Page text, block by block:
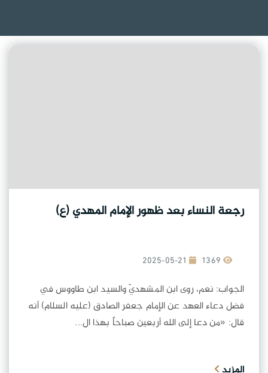
رجعة النساء بعد ظهور الإمام المهدي (ع)
2025-05-21
الجواب: نعم، روى ابن المشهديّ والسيد ابن طاووس في
فضل دعاء العهد عن الإمام جعفر الصادق (عليه السلام) أنه
قال: «من دعا إلى الله أربعين صباحاً بهذا ال...